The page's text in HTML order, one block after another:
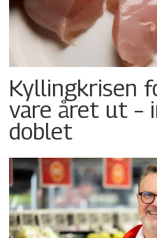
Kyllingkrisen
vare året ut –
doblet